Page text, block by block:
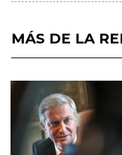
MÁS DE LA